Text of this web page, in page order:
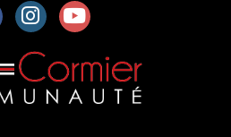
Lien vers le compte Facebook
Lien vers le compte
Lien vers la chaîne